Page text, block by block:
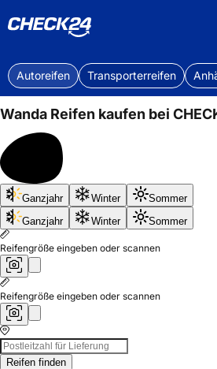
Autoreifen Transporterreifen
Wanda Reifen kaufen bei
Bis
50%
sparen
Ganzjahr Winter
Sommer
Ganzjahr
Winter Sommer
Reifengröße eingeben oder scannen
Reifengröße eingeben oder scannen
Reifen finden